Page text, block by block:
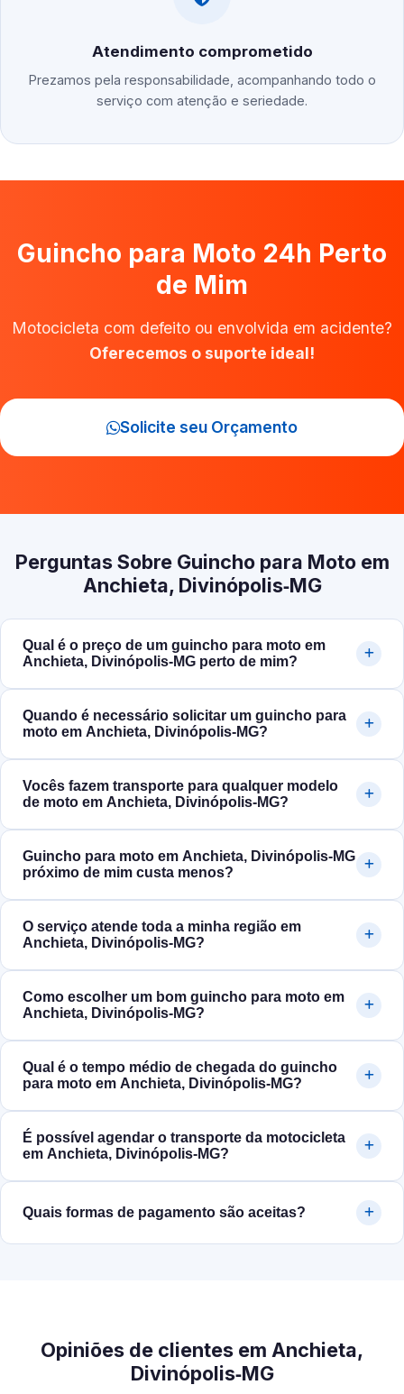
Atendimento comprometido
Prezamos pela responsabilidade, acompanhando todo o
serviço com atenção e seriedade.
Guincho para Moto 24h Perto
de Mim
Motocicleta com defeito ou envolvida em acidente?
Oferecemos o suporte ideal!
Solicite seu Orçamento
Perguntas Sobre Guincho para Moto em
Anchieta, Divinópolis‑MG
Qual é o preço de um guincho para moto em
Anchieta, Divinópolis‑MG perto de mim?
Quando é necessário solicitar um guincho para
moto em Anchieta, Divinópolis‑MG?
Vocês fazem transporte para qualquer modelo
de moto em Anchieta, Divinópolis‑MG?
Guincho para moto em Anchieta, Divinópolis‑MG
próximo de mim custa menos?
O serviço atende toda a minha região em
Anchieta, Divinópolis‑MG?
Como escolher um bom guincho para moto em
Anchieta, Divinópolis‑MG?
Qual é o tempo médio de chegada do guincho
para moto em Anchieta, Divinópolis‑MG?
É possível agendar o transporte da motocicleta
em Anchieta, Divinópolis‑MG?
Quais formas de pagamento são aceitas?
Opiniões de clientes em Anchieta,
Divinópolis‑MG